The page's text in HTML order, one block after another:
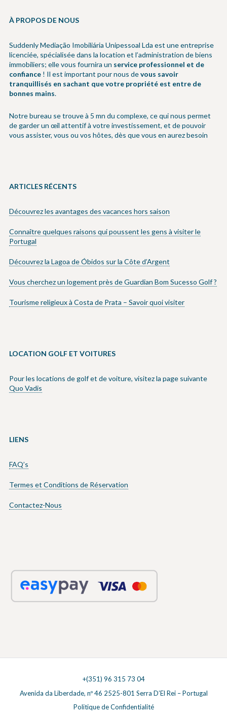
À PROPOS DE NOUS
Suddenly Mediação Imobiliária Unipessoal Lda est une entreprise
licenciée, spécialisée dans la location et l’administration de biens
immobiliers; elle vous fournira un service professionnel et de
confiance! Il est important pour nous devous savoir
tranquillisés en sachant que votre propriété est entre de
bonnes mains.
Notre bureau se trouve à 5 mn du complexe, ce qui nous permet
de garder un œil attentif à votre investissement, et de pouvoir
vous assister, vous ou vos hôtes, dès que vous en aurez besoin
ARTICLES RÉCENTS
Découvrez les avantages des vacances hors saison
Connaître quelques raisons qui poussent les gens à visiter le
Portugal
Découvrez la Lagoa de Óbidos sur la Côte d’Argent
Vous cherchez un logement près de Guardian Bom Sucesso Golf ?
Tourisme religieux à Costa de Prata – Savoir quoi visiter
LOCATION GOLF ET VOITURES
Pour les locations de golf et de voiture, visitez la page suivante
Quo Vadis
LIENS
FAQ’s
Termes et Conditions de Réservation
Contactez-Nous
+(351) 96 315 73 04
Avenida da Liberdade, nº 46 2525-801 Serra D’El Rei – Portugal
Politique de Confidentialité